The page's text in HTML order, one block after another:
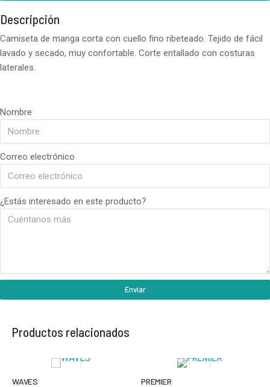
Descripción
Camiseta de manga corta con cuello fino ribeteado. Tejido de fácil
lavado y secado, muy confortable. Corte entallado con costuras
laterales.
Nombre
Correo electrónico
¿Estás interesado en este producto?
Enviar
Productos relacionados
WAVES PREMIER